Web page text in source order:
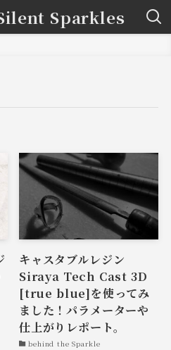
Sparkles
キャスタブルレジン
Siraya Tech Cast 3D
[true blue]を使ってみ
ました！パラメーターや
仕上がりレポート。
behind the Sparkle